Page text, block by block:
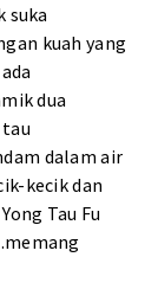
suka
kuah yang
dua
tau
dalam air
kecik dan
Tau Fu